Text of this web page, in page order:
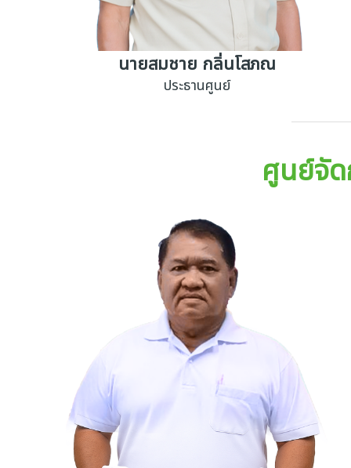
นายสมชาย กลิ่นโสภณ
ประธานศูนย์
ศูนย์จั